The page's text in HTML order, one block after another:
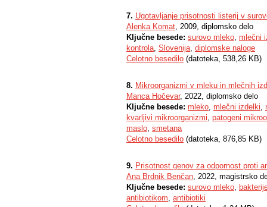
7. Ugotavljanje prisotnosti listerij v
Alenka Komat, 2009, diplomsko delo
Ključne besede: surovo mleko, mlečni
kontrola, Slovenija, diplomske naloge
Celotno besedilo (datoteka, 538,26 KB)
8. Mikroorganizmi v mleku in mlečnih
Manca Hočevar, 2022, diplomsko delo
Ključne besede: mleko, mlečni izdelki,
kvarljivi mikroorganizmi, patogeni
maslo, smetana
Celotno besedilo (datoteka, 876,85 KB)
9. Prisotnost genov za odpornost proti
Ana Brdnik Benčan, 2022, magistrsko
Ključne besede: surovo mleko,
antibiotikom, antibiotiki